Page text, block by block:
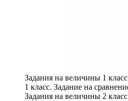
Задания на величины 1
1 класс. Задание на
Задания на величины 2 класс